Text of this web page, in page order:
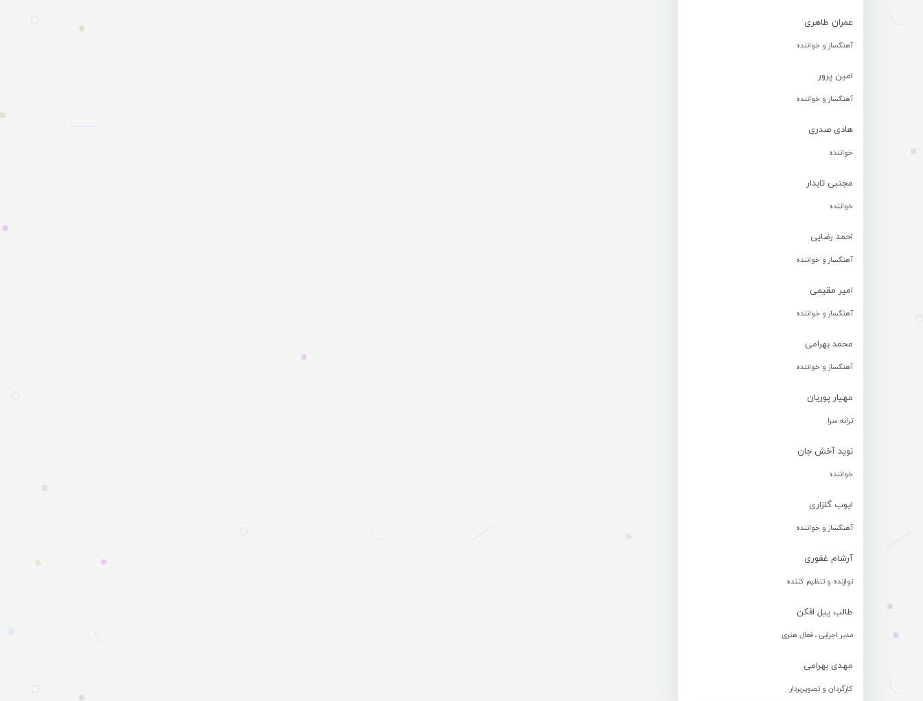
عمران طاهری
آهنگساز و خواننده
امین پرور
آهنگساز و خواننده
هادی صدری
خواننده
مجتبی تابدار
خواننده
احمد رضایی
آهنگساز و خواننده
امیر مقیمی
آهنگساز و خواننده
محمد بهرامی
آهنگساز و خواننده
مهیار پوریان
ترانه سرا
نوید آخش جان
خواننده
ایوب گلزاری
آهنگساز و خواننده
آرشام غفوری
نوازنده و تنظیم کننده
طالب پیل افکن
مدیر اجرایی ، فعال هنری
مهدی بهرامی
کارگردان و تصویربردار